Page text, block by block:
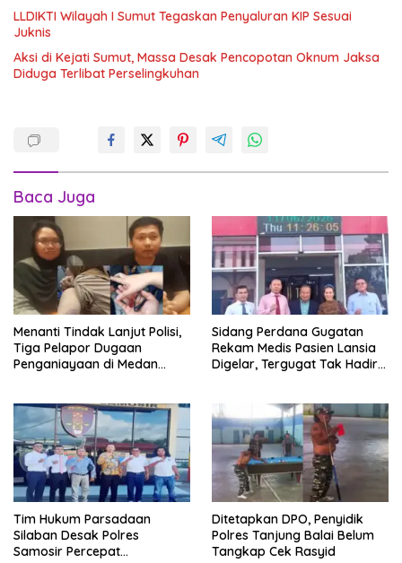
LLDIKTI Wilayah I Sumut Tegaskan Penyaluran KIP Sesuai
Juknis
Aksi di Kejati Sumut, Massa Desak Pencopotan Oknum Jaksa
Diduga Terlibat Perselingkuhan
Baca Juga
Menanti Tindak Lanjut Polisi,
Tiga Pelapor Dugaan
Penganiayaan di Medan
Sidang Perdana Gugatan
Rekam Medis Pasien Lansia
Digelar, Tergugat Tak Hadir
Tim Hukum Parsadaan
Silaban Desak Polres
Samosir Percepat
Ditetapkan DPO, Penyidik
Polres Tanjung Balai Belum
Tangkap Cek Rasyid